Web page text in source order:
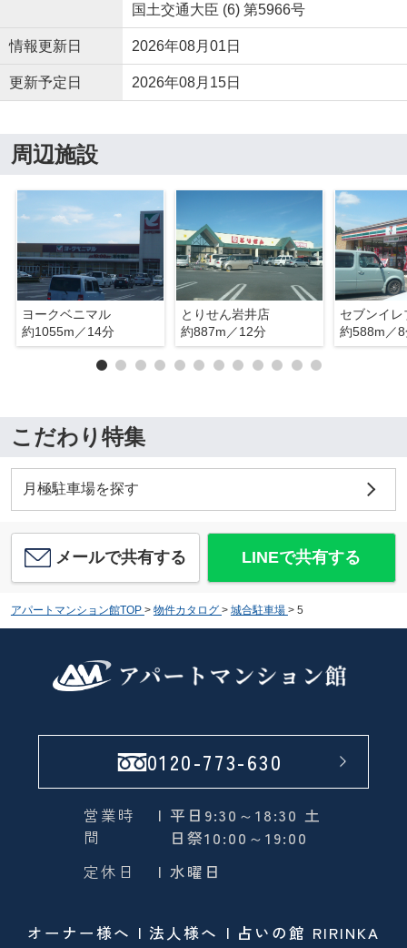
国土交通大臣 (6) 第5966号
情報更新日 2026年08月01日
更新予定日 2026年08月15日
周辺施設
ヨークベニマル
約1055m／14分
とりせん岩井店
約887m／12分
約588m／
こだわり特集
月極駐車場を探す
メールで共有する LINEで共有する
アパートマンション館TOP > 物件カタログ > 城合駐車場 > 5
0120-773-630
営業時
間
| 平日9:30～18:30 土
日祭10:00～19:00
定休日
| 水曜日
オーナー様へ 法人様へ 占いの館 RIRINKA